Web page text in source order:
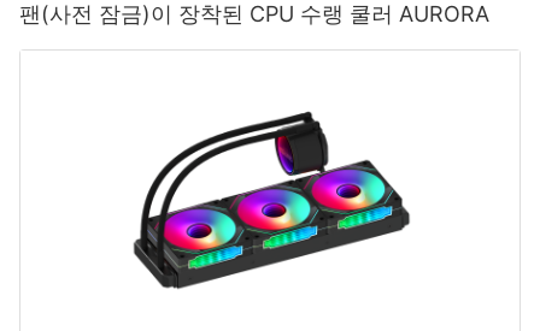
팬(사전 잠금)이 장착된 CPU 수랭 쿨러 AURORA